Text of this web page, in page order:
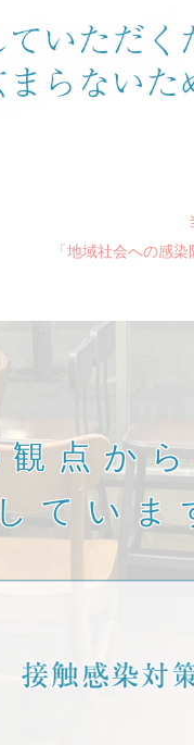
「地域社会への感
観点か
ていま